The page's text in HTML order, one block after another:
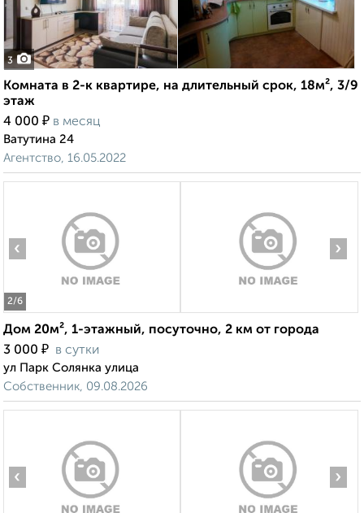
3
Комната в 2-к квартире, на длительный срок, 18м², 3/9
этаж
4 000 ₽ в месяц
Ватутина 24
Агентство, 16.05.2022
2/6
‹ ›
Дом 20м², 1-этажный, посуточно, 2 км от города
3 000 ₽ в сутки
ул Парк Солянка улица
Собственник, 09.08.2026
‹ ›